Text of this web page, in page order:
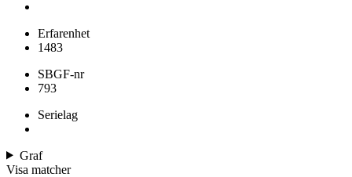
Erfarenhet
1483
SBGF-nr
793
Serielag
Graf
Visa matcher